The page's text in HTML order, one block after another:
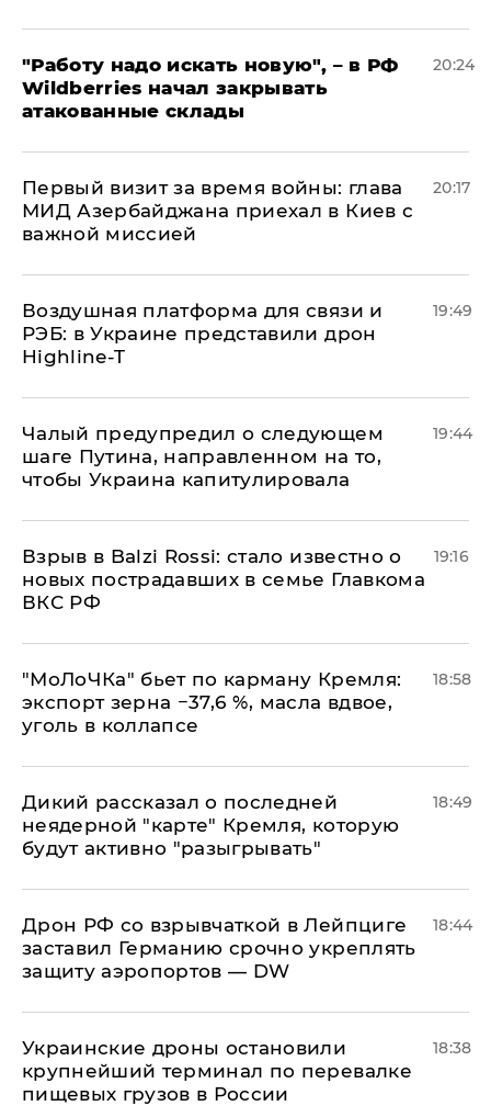
"Работу надо искать новую", – в РФ
Wildberries начал закрывать
атакованные склады
20:24
Первый визит за время войны: глава
МИД Азербайджана приехал в Киев с
важной миссией
20:17
Воздушная платформа для связи и
РЭБ: в Украине представили дрон
Highline-T
19:49
Чалый предупредил о следующем
шаге Путина, направленном на то,
чтобы Украина капитулировала
19:44
Взрыв в Balzi Rossi: стало известно о
новых пострадавших в семье Главкома
ВКС РФ
19:16
​"МоЛоЧКа" бьет по карману Кремля:
экспорт зерна −37,6 %, масла вдвое,
уголь в коллапсе
18:58
Дикий рассказал о последней
неядерной "карте" Кремля, которую
будут активно "разыгрывать"
18:49
​Дрон РФ со взрывчаткой в Лейпциге
заставил Германию срочно укреплять
защиту аэропортов — DW
18:44
Украинские дроны остановили
крупнейший терминал по перевалке
пищевых грузов в России
18:38